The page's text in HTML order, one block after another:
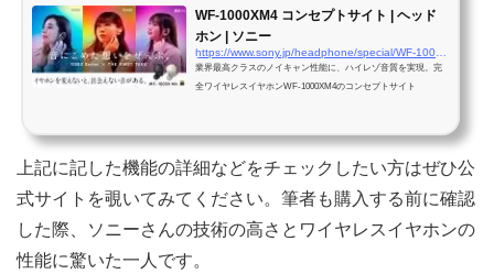
WF-1000XM4 コンセプトサイト | ヘッド
ホン | ソニー
https://www.sony.jp/headphone/special/WF-1000XM4/
業界最高クラスのノイキャン性能に、ハイレゾ音質を実現。完
全ワイヤレスイヤホンWF-1000XM4のコンセプトサイト
上記に記した機能の詳細などをチェックしたい方はぜひ公
式サイトを覗いてみてください。筆者も購入する前に確認
した際、ソニーさんの技術の高さとワイヤレスイヤホンの
性能に驚いた一人です。